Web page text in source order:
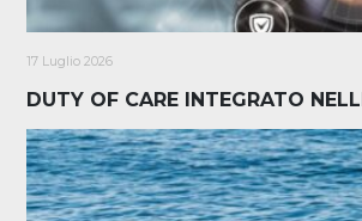
17 Luglio 2026
DUTY OF CARE INTEGRATO